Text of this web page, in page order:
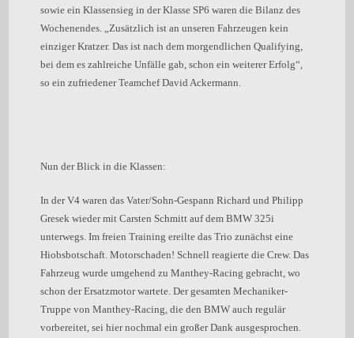
sowie ein Klassensieg in der Klasse SP6 waren die Bilanz des
Wochenendes. „Zusätzlich ist an unseren Fahrzeugen kein
einziger Kratzer. Das ist nach dem morgendlichen Qualifying,
bei dem es zahlreiche Unfälle gab, schon ein weiterer Erfolg“,
so ein zufriedener Teamchef David Ackermann.
Nun der Blick in die Klassen:
In der V4 waren das Vater/Sohn-Gespann Richard und Philipp
Gresek wieder mit Carsten Schmitt auf dem BMW 325i
unterwegs. Im freien Training ereilte das Trio zunächst eine
Hiobsbotschaft. Motorschaden! Schnell reagierte die Crew. Das
Fahrzeug wurde umgehend zu Manthey-Racing gebracht, wo
schon der Ersatzmotor wartete. Der gesamten Mechaniker-
Truppe von Manthey-Racing, die den BMW auch regulär
vorbereitet, sei hier nochmal ein großer Dank ausgesprochen.